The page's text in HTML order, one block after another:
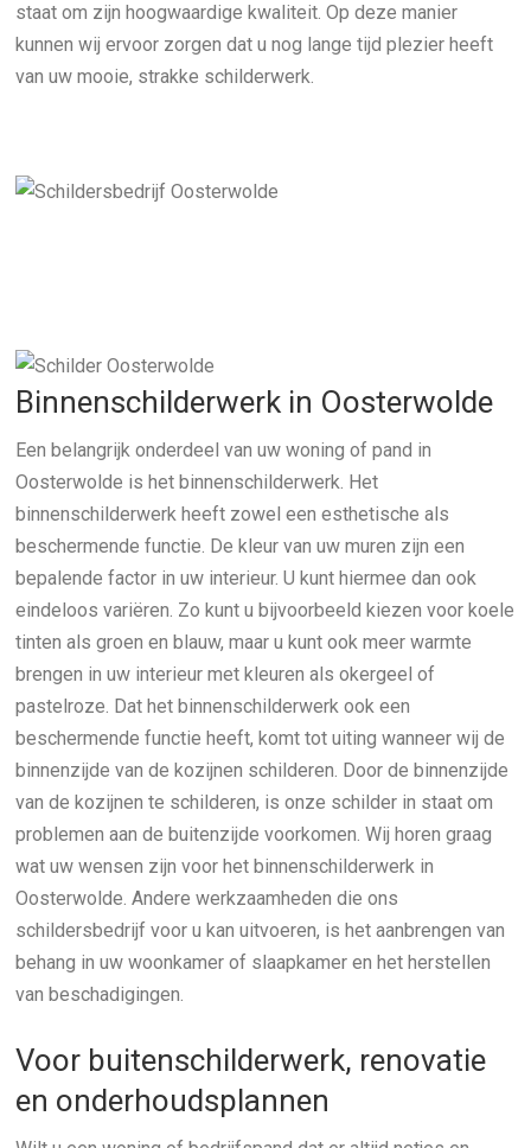
staat om zijn hoogwaardige kwaliteit. Op deze manier
kunnen wij ervoor zorgen dat u nog lange tijd plezier heeft
van uw mooie, strakke schilderwerk.
Binnenschilderwerk in Oosterwolde
Een belangrijk onderdeel van uw woning of pand in
Oosterwolde is het binnenschilderwerk. Het
binnenschilderwerk heeft zowel een esthetische als
beschermende functie. De kleur van uw muren zijn een
bepalende factor in uw interieur. U kunt hiermee dan ook
eindeloos variëren. Zo kunt u bijvoorbeeld kiezen voor koele
tinten als groen en blauw, maar u kunt ook meer warmte
brengen in uw interieur met kleuren als okergeel of
pastelroze. Dat het binnenschilderwerk ook een
beschermende functie heeft, komt tot uiting wanneer wij de
binnenzijde van de kozijnen schilderen. Door de binnenzijde
van de kozijnen te schilderen, is onze schilder in staat om
problemen aan de buitenzijde voorkomen. Wij horen graag
wat uw wensen zijn voor het binnenschilderwerk in
Oosterwolde. Andere werkzaamheden die ons
schildersbedrijf voor u kan uitvoeren, is het aanbrengen van
behang in uw woonkamer of slaapkamer en het herstellen
van beschadigingen.
Voor buitenschilderwerk, renovatie
en onderhoudsplannen